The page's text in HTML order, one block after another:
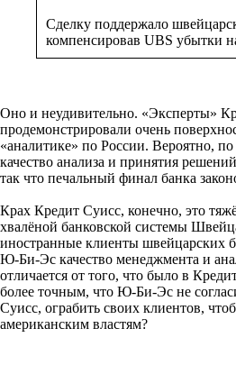
Сделку поддержало
компенсировав UBS убытки
Оно и неудивительно. «Эксперты»
продемонстрировали очень
«аналитике» по России. Вероятно,
качество анализа и принятия
так что печальный финал банка
Крах Кредит Суисс, конечно, это
хвалёной банковской системы
иностранные клиенты швейцарских
Ю-Би-Эс качество менеджмента и
отличается от того, что было в
более точным, что Ю-Би-Эс не
Суисс, ограбить своих клиентов,
американским властям?